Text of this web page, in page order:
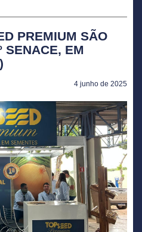
PREMIUM SÃO
SENACE, EM
4 junho de 2025